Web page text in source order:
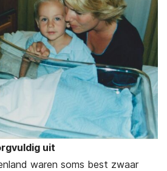
uit
waren soms best zwaar